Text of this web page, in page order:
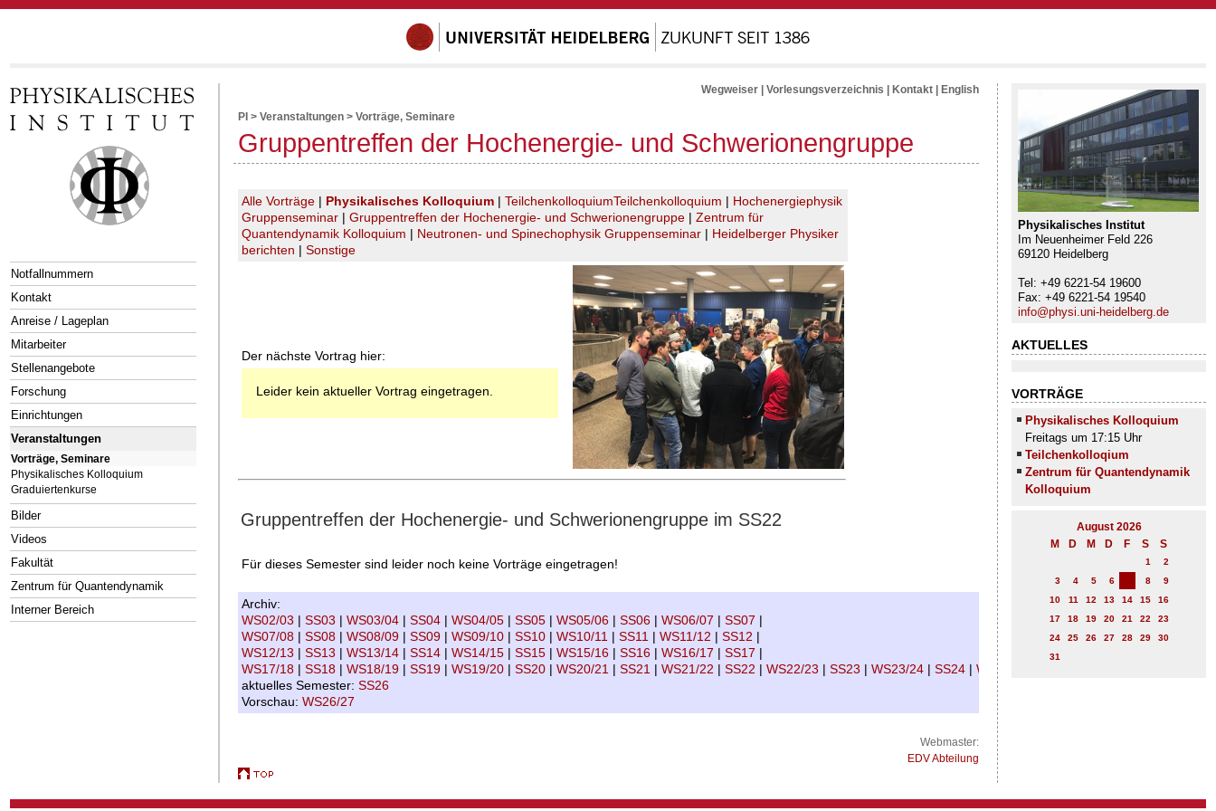
Notfallnummern
Kontakt
Anreise / Lageplan
Mitarbeiter
Stellenangebote
Forschung
Einrichtungen
Veranstaltungen
Vorträge, Seminare
Physikalisches Kolloquium
Graduiertenkurse
Bilder
Videos
Fakultät
Zentrum für Quantendynamik
Interner Bereich
Physikalisches Institut
Im Neuenheimer Feld 226
69120 Heidelberg
Tel: +49 6221-54 19600
Fax: +49 6221-54 19540
info@physi.uni-heidelberg.de
AKTUELLES
VORTRÄGE
Physikalisches Kolloquium
Freitags um 17:15 Uhr
Teilchenkolloqium
Zentrum für Quantendynamik
Kolloquium
August 2026
M
D M D F S S
1
2
3
4 5 6 8
9
10
11 12 13 14 15
16
17
18 19 20 21 22
23
24
25 26 27 28 29
30
31
Wegweiser Vorlesungsverzeichnis Kontakt English
PI > Veranstaltungen > Vorträge, Seminare
Gruppentreffen der Hochenergie- und Schwerionengruppe
Alle Vorträge | Physikalisches Kolloquium | TeilchenkolloquiumTeilchenkolloquium | Hochenergiephysik
Gruppenseminar | Gruppentreffen der Hochenergie- und Schwerionengruppe | Zentrum für
Quantendynamik Kolloquium | Neutronen- und Spinechophysik Gruppenseminar | Heidelberger Physiker
berichten | Sonstige
Der nächste Vortrag hier:
Leider kein aktueller Vortrag eingetragen.
Gruppentreffen der Hochenergie- und Schwerionengruppe im SS22
Für dieses Semester sind leider noch keine Vorträge eingetragen!
Archiv:
WS02/03 | SS03 | WS03/04 | SS04 | WS04/05 | SS05 | WS05/06 | SS06 | WS06/07 | SS07 |
WS07/08 | SS08 | WS08/09 | SS09 | WS09/10 | SS10 | WS10/11 | SS11 | WS11/12 | SS12 |
WS12/13 | SS13 | WS13/14 | SS14 | WS14/15 | SS15 | WS15/16 | SS16 | WS16/17 | SS17 |
WS17/18 | SS18 | WS18/19 | SS19 | WS19/20 | SS20 | WS20/21 | SS21 | WS21/22 | SS22 | WS22/23 | SS23 | WS23/24 | SS24 | WS24/25
aktuelles Semester: SS26
Vorschau: WS26/27
Webmaster:
EDV Abteilung